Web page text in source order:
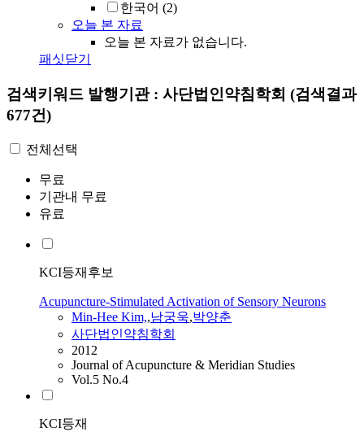
한국어 (2)
오늘 본 자료
오늘 본 자료가 없습니다.
패싯닫기
검색키워드 발행기관 : 사단법인약침학회 (검색결과
677건)
전체선택
무료
기관내 무료
유료
KCI등재후보
Acupuncture-Stimulated Activation of Sensory Neurons
Min-Hee Kim,,남궁욱,박양춘
사단법인약침학회
2012
Journal of Acupuncture & Meridian Studies
Vol.5 No.4
KCI등재